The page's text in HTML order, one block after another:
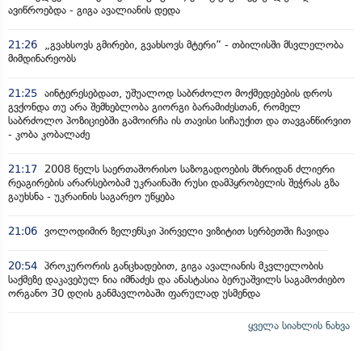
ავიწროებდა - გიგა ავალიანის დედა
21:26
„გვახსოვს გმირები, გვახსოვს მტერი” - თბილისში მსვლელობა
მიმდინარეობს
21:25 აინტერესებდათ, უშუალოდ საბრძოლო მოქმედებების დროს
გვქონდა თუ არა შემხებლობა გიორგი ბარამიძესთან, რომელ
საბრძოლო პოზიციებში გამოირჩა ის თავისი სიჩაუქით და თავგანწირვით
- კობა კობალაძე
21:17
2008 წელს საერთაშორისო საზოგადოების მხრიდან ძლიერი
რეაგირების არარსებობამ უკრაინაში რუსი დამპყრობელის შეჭრას გზა
გაუხსნა - უკრაინის საგარეო უწყება
21:06 ვოლოდიმირ ზელენსკი პირველი ვიზიტით სერბეთში ჩავიდა
20:54 პროკურორის განცხადებით, გიგა ავალიანის მკვლელობის
საქმეზე დაკავებულ ნია იმნაძეს და ანასტასია ბერუაშვილს საგამოძიებო
ორგანო 30 დღის განმავლობაში ფარულად უსმენდა
ყველა სიახლის ნახვა